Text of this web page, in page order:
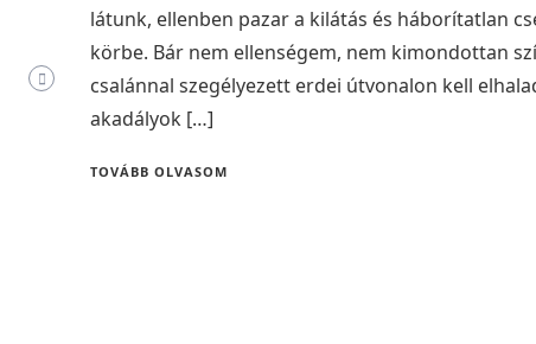
látunk, ellenben pazar a kilátás és háborítatlan
körbe. Bár nem ellenségem, nem kimondottan
csalánnal szegélyezett erdei útvonalon kell
akadályok […]
TOVÁBB OLVASOM